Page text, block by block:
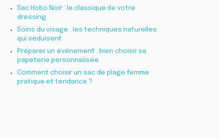
Sac Hobo Noir : le classique de votre
dressing
Soins du visage : les techniques naturelles
qui séduisent
Préparer un événement : bien choisir sa
papeterie personnalisée
Comment choisir un sac de plage femme
pratique et tendance ?